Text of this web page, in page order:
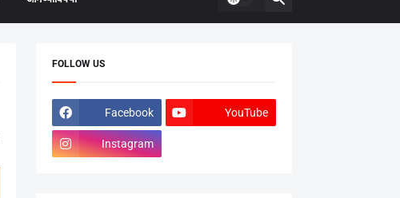
FOLLOW US
Facebook YouTube
Instagram